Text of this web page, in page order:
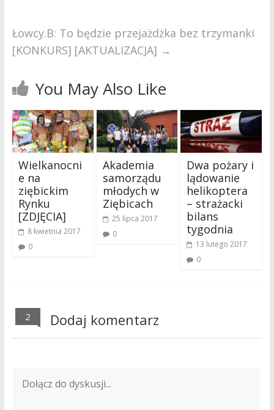
Łowcy.B: To będzie przejażdżka bez trzymanki
[KONKURS] [AKTUALIZACJA] →
You May Also Like
Wielkanocni
e na
ziębickim
Rynku
[ZDJĘCIA]
8 kwietnia 2017
0
Akademia
samorządu
młodych w
Ziębicach
25 lipca 2017
0
Dwa pożary i
lądowanie
helikoptera
– strażacki
bilans
tygodnia
13 lutego 2017
0
2 Dodaj komentarz